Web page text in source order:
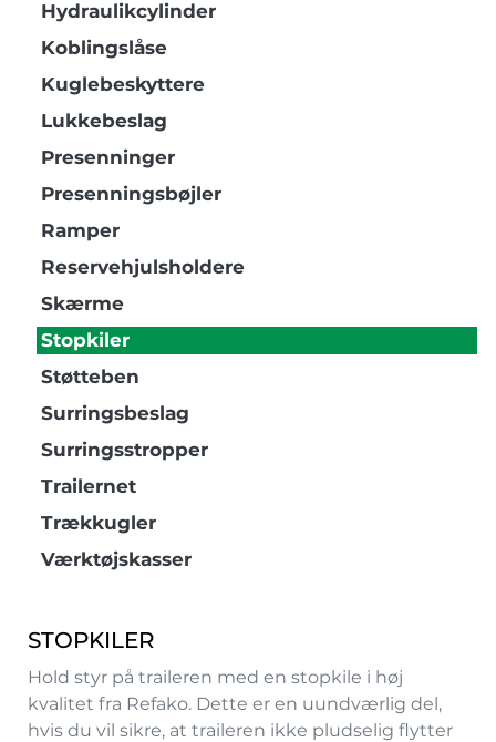
Hydraulikcylinder
Koblingslåse
Kuglebeskyttere
Lukkebeslag
Presenninger
Presenningsbøjler
Ramper
Reservehjulsholdere
Skærme
Stopkiler
Støtteben
Surringsbeslag
Surringsstropper
Trailernet
Trækkugler
Værktøjskasser
STOPKILER
Hold styr på traileren med en stopkile i høj
kvalitet fra Refako. Dette er en uundværlig del,
hvis du vil sikre, at traileren ikke pludselig flytter